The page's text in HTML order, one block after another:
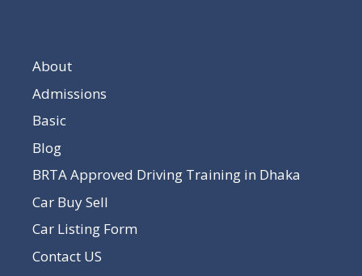
About
Admissions
Basic
Blog
BRTA Approved Driving Training in Dhaka
Car Buy Sell
Car Listing Form
Contact US